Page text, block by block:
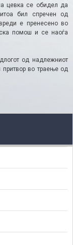
цевка се обидел да
бил спречен од
е пренесено во
помош и се наоѓа
од надлежниот
притвор во траење од